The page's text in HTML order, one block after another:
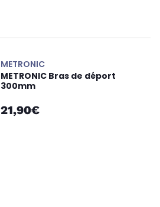
METRONIC
METRONIC Bras de déport
300mm
21,90€